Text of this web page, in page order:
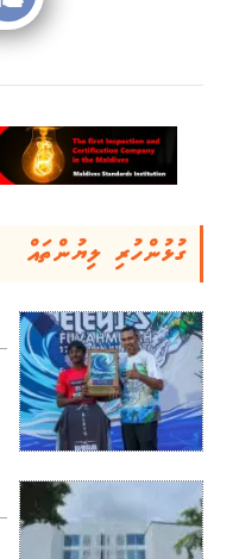
ގުޅުންހުރި ލިޔުންތައް